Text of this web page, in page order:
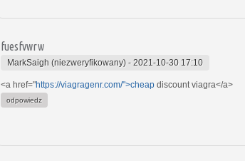
fuesfvwrw
MarkSaigh (niezweryfikowany) - 2021-10-30 17:10
<a href="https://viagragenr.com/">cheap discount viagra</a>
odpowiedz